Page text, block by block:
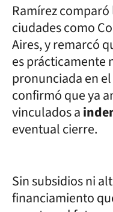
Ramírez
ciudades como
Aires, y remarcó
es prácticamente
pronunciada en
confirmó que ya
vinculados a
eventual cierre.
Sin subsidios ni
financiamiento